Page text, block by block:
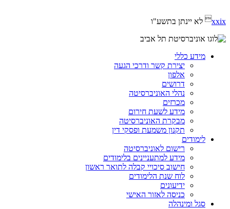
xxix
 לא יינתן בתשע"ו
מידע כללי
יצירת קשר ודרכי הגעה
אלפון
דרושים
נהלי האוניברסיטה
מכרזים
מידע לשעת חירום
מבקרת האוניברסיטה
תקנון משמעת ופסקי דין
לימודים
רישום לאוניברסיטה
מידע למתעניינים בלימודים
חישוב סיכויי קבלה לתואר ראשון
לוח שנת הלימודים
ידיעונים
כניסה לאזור האישי
סגל ומינהלה